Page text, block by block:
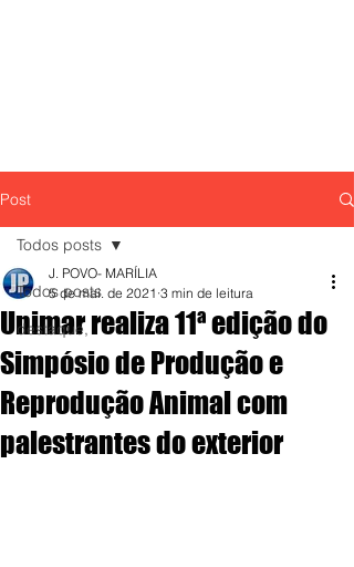
Post
Todos posts
destaque,
Todos posts
Unimar realiza 11ª edição do
Simpósio de Produção e
Reprodução Animal com
palestrantes do exterior
J. POVO- MARÍLIA
5 de mai. de 2021 3 min de leitura